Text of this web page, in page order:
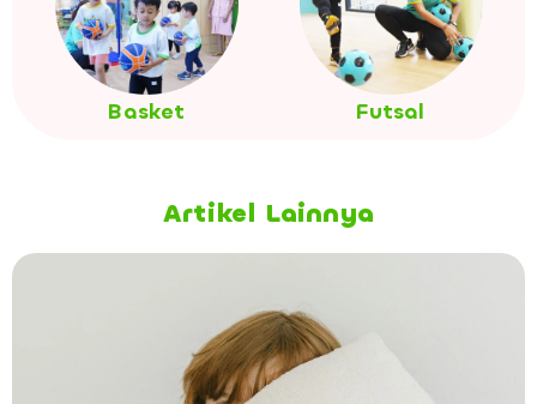
Basket Futsal
Artikel Lainnya